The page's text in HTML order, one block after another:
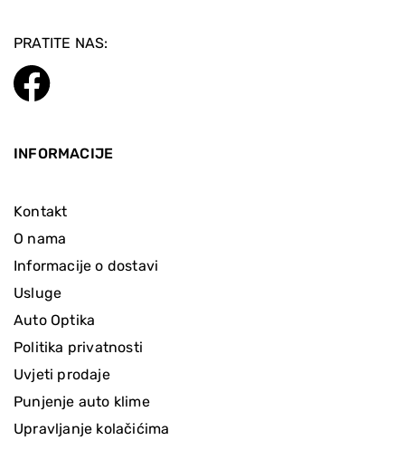
PRATITE NAS:
INFORMACIJE
Kontakt
O nama
Informacije o dostavi
Usluge
Auto Optika
Politika privatnosti
Uvjeti prodaje
Punjenje auto klime
Upravljanje kolačićima